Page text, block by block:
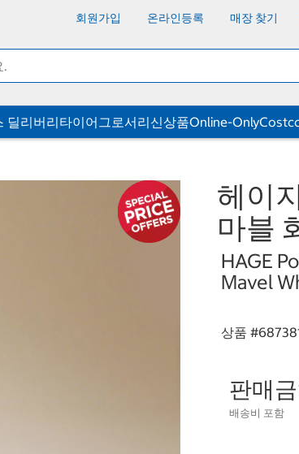
회원가입 온라인등록 매장 찾기
딜리버리타이어그로서리신상품Online-Only
헤이
마블
HAGE
Mavel
상품 #
판매
배송비 포함